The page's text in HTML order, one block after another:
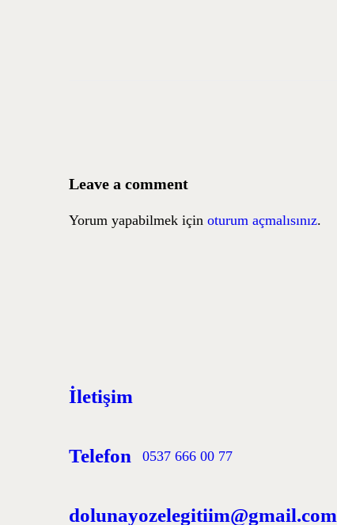
Leave a comment
Yorum yapabilmek için oturum açmalısınız.
İletişim
Telefon 0537 666 00 77
dolunayozelegitiim@gmail.com